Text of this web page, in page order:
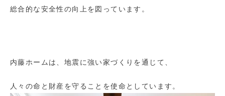
総合的な安全性の向上を図っています。
内藤ホームは、地震に強い家づくりを通じて、
人々の命と財産を守ることを使命としています。